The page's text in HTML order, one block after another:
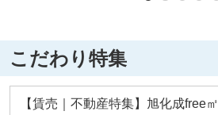
こだわり特集
【賃売｜不動産特集】旭化成free㎡